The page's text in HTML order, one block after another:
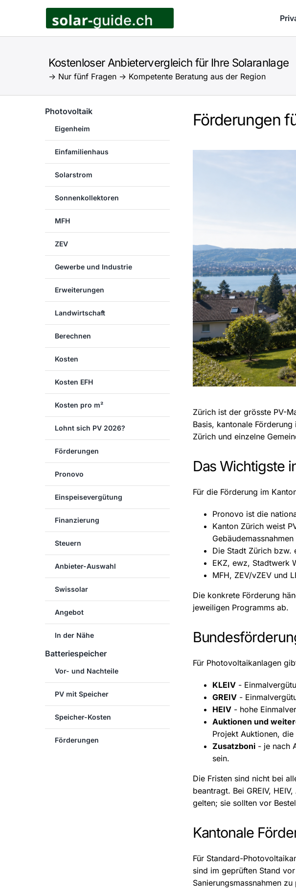
Kostenloser Anbietervergleich für Ihre Solaranlage
-> Nur fünf Fragen -> Kompetente Beratung aus der Region
Photovoltaik
Eigenheim
Einfamilienhaus
Solarstrom
Sonnenkollektoren
MFH
ZEV
Gewerbe und Industrie
Erweiterungen
Landwirtschaft
Berechnen
Kosten
Kosten EFH
Kosten pro m²
Lohnt sich PV 2026?
Förderungen
Pronovo
Einspeisevergütung
Finanzierung
Steuern
Anbieter-Auswahl
Swissolar
Angebot
In der Nähe
Batteriespeicher
Vor- und Nachteile
PV mit Speicher
Speicher-Kosten
Förderungen
Förderungen
Zürich ist der grösste PV-
Basis, kantonale
Zürich und einzelne
Das Wichtigste
Für die Förderung im
Pronovo ist die
Kanton Zürich weist
Gebäudemassnahmen
Die Stadt Zürich bzw.
EKZ, ewz, Stadtwerk
MFH, ZEV/vZEV und
Die konkrete Förderung
jeweiligen Programms ab.
Für Photovoltaikanlagen
KLEIV-
GREIV-
HEIV- hohe
Auktionen und
Projekt Auktionen,
Zusatzboni- je nach
sein.
Die Fristen sind nicht bei
beantragt. Bei GREIV,
gelten; sie sollten vor
Kantonale
Für Standard-
sind im geprüften Stand
Sanierungsmassnahmen zu